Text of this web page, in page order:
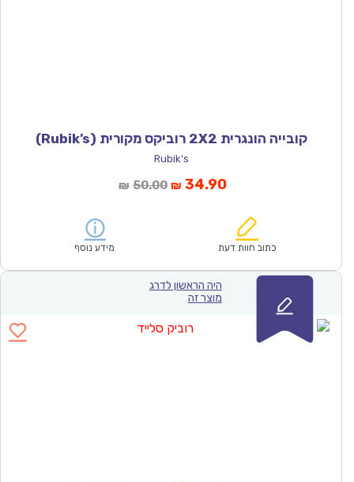
קובייה הונגרית 2X2 רוביקס מקורית (Rubik’s)
Rubik's
₪ 50.00המחיר
₪50.00.
₪ 34.90
הוא:
כתוב חוות דעת מידע נוסף
היה הראשון לדרג
מוצר זה